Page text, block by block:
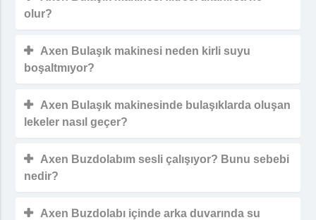
olur?
Axen Bulaşık makinesi neden kirli suyu
boşaltmıyor?
Axen Bulaşık makinesinde bulaşıklarda oluşan
lekeler nasıl geçer?
Axen Buzdolabım sesli çalışıyor? Bunu sebebi
nedir?
Axen Buzdolabı içinde arka duvarında su